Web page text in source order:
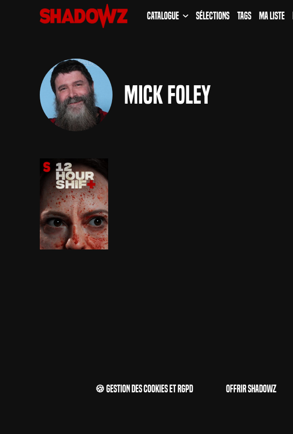
Catalogue Sélections Tags Ma Liste
Mick Foley
🍪 Gestion des cookies et RGPD Offrir Shadowz